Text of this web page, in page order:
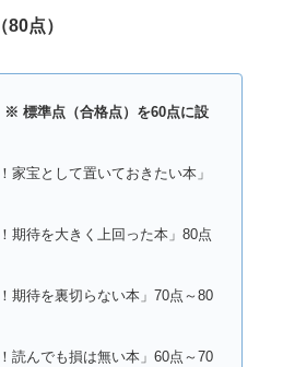
点）
※ 標準点（合格点）を60点に設
として置いておきたい本」
を大きく上回った本」80点
を裏切らない本」70点～80
でも損は無い本」60点～70